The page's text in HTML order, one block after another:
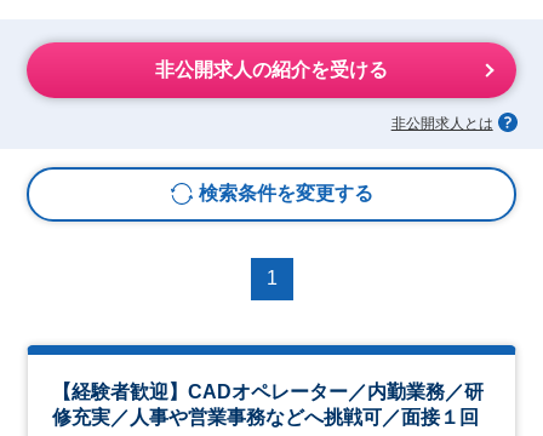
非公開求人の紹介を受ける
非公開求人とは
検索条件を変更する
1
【経験者歓迎】CADオペレーター／内勤業務／研
修充実／人事や営業事務などへ挑戦可／面接１回